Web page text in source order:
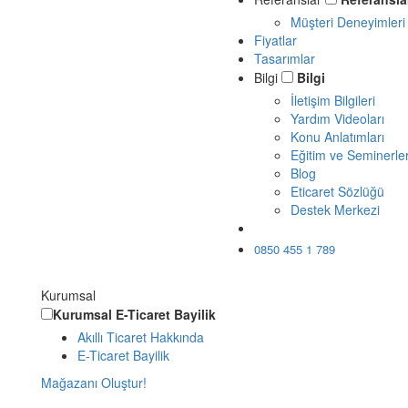
Müşteri Deneyimleri
Fiyatlar
Tasarımlar
Bilgi
Bilgi
İletişim Bilgileri
Yardım Videoları
Konu Anlatımları
Eğitim ve
Blog
Eticaret Sözlüğü
Destek Merkezi
0850 455 1 789
Kurumsal
Kurumsal E-Ticaret Bayilik
Akıllı Ticaret Hakkında
E-Ticaret Bayilik
Mağazanı Oluştur!